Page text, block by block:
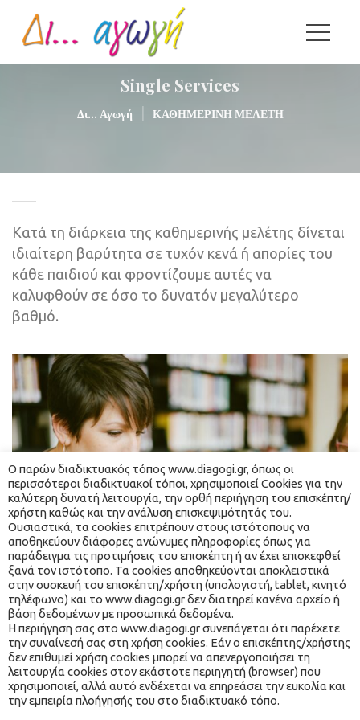
Single Service
Δι... Αγωγή ΚΑΘΗΜΕΡΙΝΗ ΜΕΛΕΤΗ
Κατά τη διάρκεια της καθημερινής μελέτης δίνεται
ιδιαίτερη βαρύτητα σε τυχόν κενά ή απορίες του
κάθε παιδιού και φροντίζουμε αυτές να
καλυφθούν σε όσο το δυνατόν μεγαλύτερο
βαθμό.
® 2021 ΔΙ… ΑΓΩΓΉ. ALL RIGHTS RESERVED. WEBSITE MADE
Ο παρών διαδικτυακός τόπος www.diagogi.gr, όπως οι
περισσότεροι διαδικτυακοί τόποι, χρησιμοποιεί Cookies για την
καλύτερη δυνατή λειτουργία, την ορθή περιήγηση του επισκέπτη/
χρήστη καθώς και την ανάλυση επισκεψιμότητάς του.
Ουσιαστικά, τα cookies επιτρέπουν στους ιστότοπους να
αποθηκεύουν διάφορες ανώνυμες πληροφορίες όπως για
παράδειγμα τις προτιμήσεις του επισκέπτη ή αν έχει επισκεφθεί
ξανά τον ιστότοπο. Τα cookies αποθηκεύονται αποκλειστικά
στην συσκευή του επισκέπτη/χρήστη (υπολογιστή, tablet, κινητό
τηλέφωνο) και το www.diagogi.gr δεν διατηρεί κανένα αρχείο ή
βάση δεδομένων με προσωπικά δεδομένα.
Η περιήγηση σας στο www.diagogi.gr συνεπάγεται ότι παρέχετε
την συναίνεσή σας στη χρήση cookies. Εάν ο επισκέπτης/χρήστης
δεν επιθυμεί χρήση cookies μπορεί να απενεργοποιήσει τη
λειτουργία cookies στον εκάστοτε περιηγητή (browser) που
χρησιμοποιεί, αλλά αυτό ενδέχεται να επηρεάσει την ευκολία και
την εμπειρία πλοήγησής του στο διαδικτυακό τόπο.